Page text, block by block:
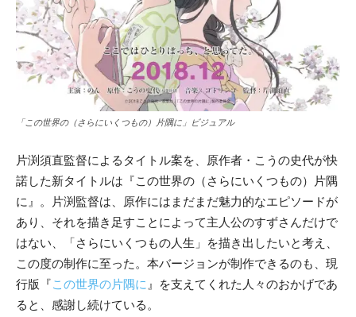
「この世界の（さらにいくつもの）片隅に」ビジュアル
片渕須直監督によるタイトル案を、原作者・こうの史代が快
諾した新タイトルは『この世界の（さらにいくつもの）片隅
に』。片渕監督は、原作にはまだまだ魅力的なエピソードが
あり、それを描き足すことによって主人公のすずさんだけで
はない、「さらにい くつもの人生」を描き出したいと考え、
この度の制作に至った。本バージョンが制作できるのも、現
行版『この世界の片隅に 』を支えてくれた人々のおかげであ
ると、感謝し続けている。